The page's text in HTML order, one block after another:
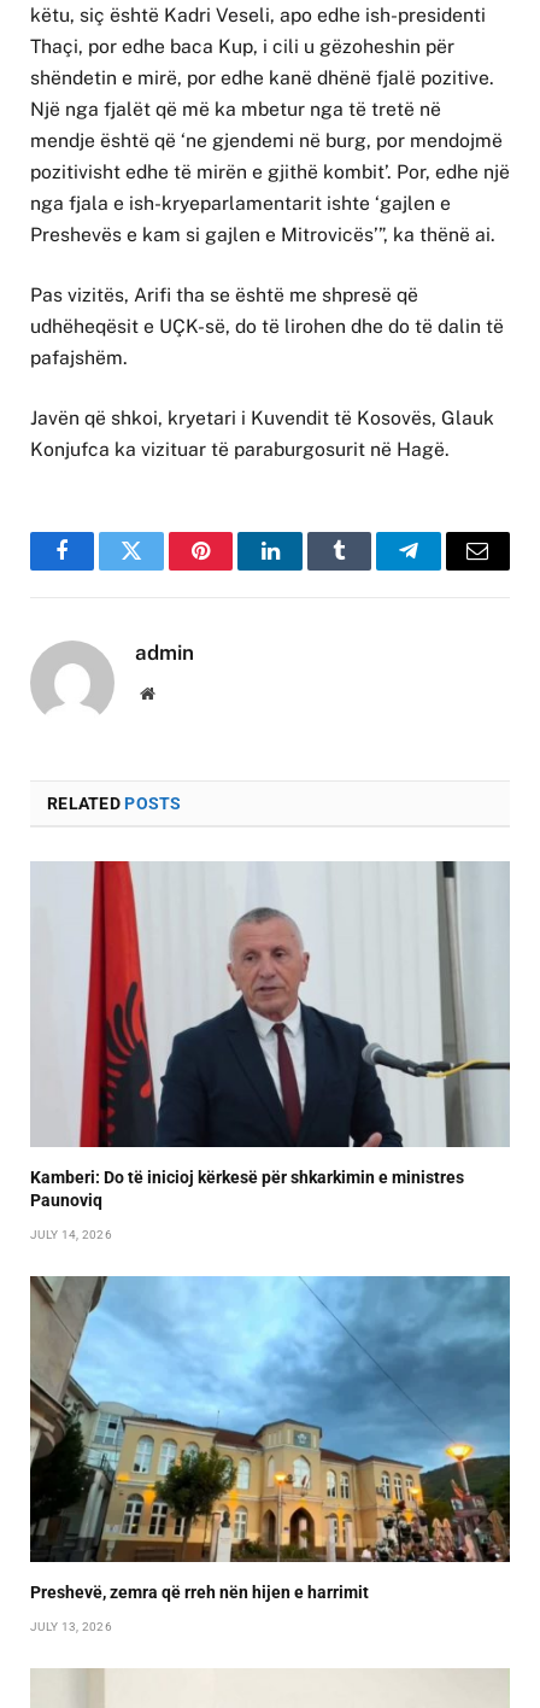
këtu, siç është Kadri Veseli, apo edhe ish-presidenti
Thaçi, por edhe baca Kup, i cili u gëzoheshin për
shëndetin e mirë, por edhe kanë dhënë fjalë pozitive.
Një nga fjalët që më ka mbetur nga të tretë në
mendje është që ‘ne gjendemi në burg, por mendojmë
pozitivisht edhe të mirën e gjithë kombit’. Por, edhe një
nga fjala e ish-kryeparlamentarit ishte ‘gajlen e
Preshevës e kam si gajlen e Mitrovicës’”, ka thënë ai.
Pas vizitës, Arifi tha se është me shpresë që
udhëheqësit e UÇK-së, do të lirohen dhe do të dalin të
pafajshëm.
Javën që shkoi, kryetari i Kuvendit të Kosovës, Glauk
Konjufca ka vizituar të paraburgosurit në Hagë.
FacebookTwitter PinterestLinkedInTumblr TelegramEmail
admin
Website
RELATEDPOSTS
Kamberi: Do të inicioj kërkesë për shkarkimin e ministres
Paunoviq
JULY 14, 2026
Preshevë, zemra që rreh nën hijen e harrimit
JULY 13, 2026